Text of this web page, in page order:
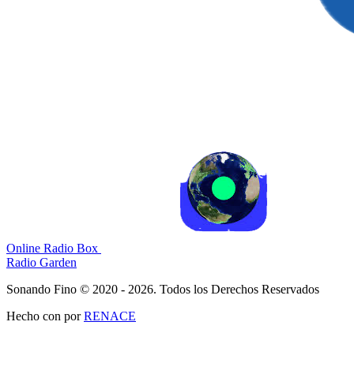
Online Radio Box
Radio Garden
Sonando Fino © 2020 - 2026. Todos los Derechos Reservados
Hecho con porRENACE